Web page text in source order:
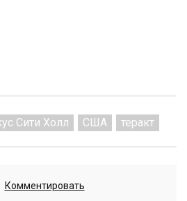
Сити Холл США теракт
Комментировать